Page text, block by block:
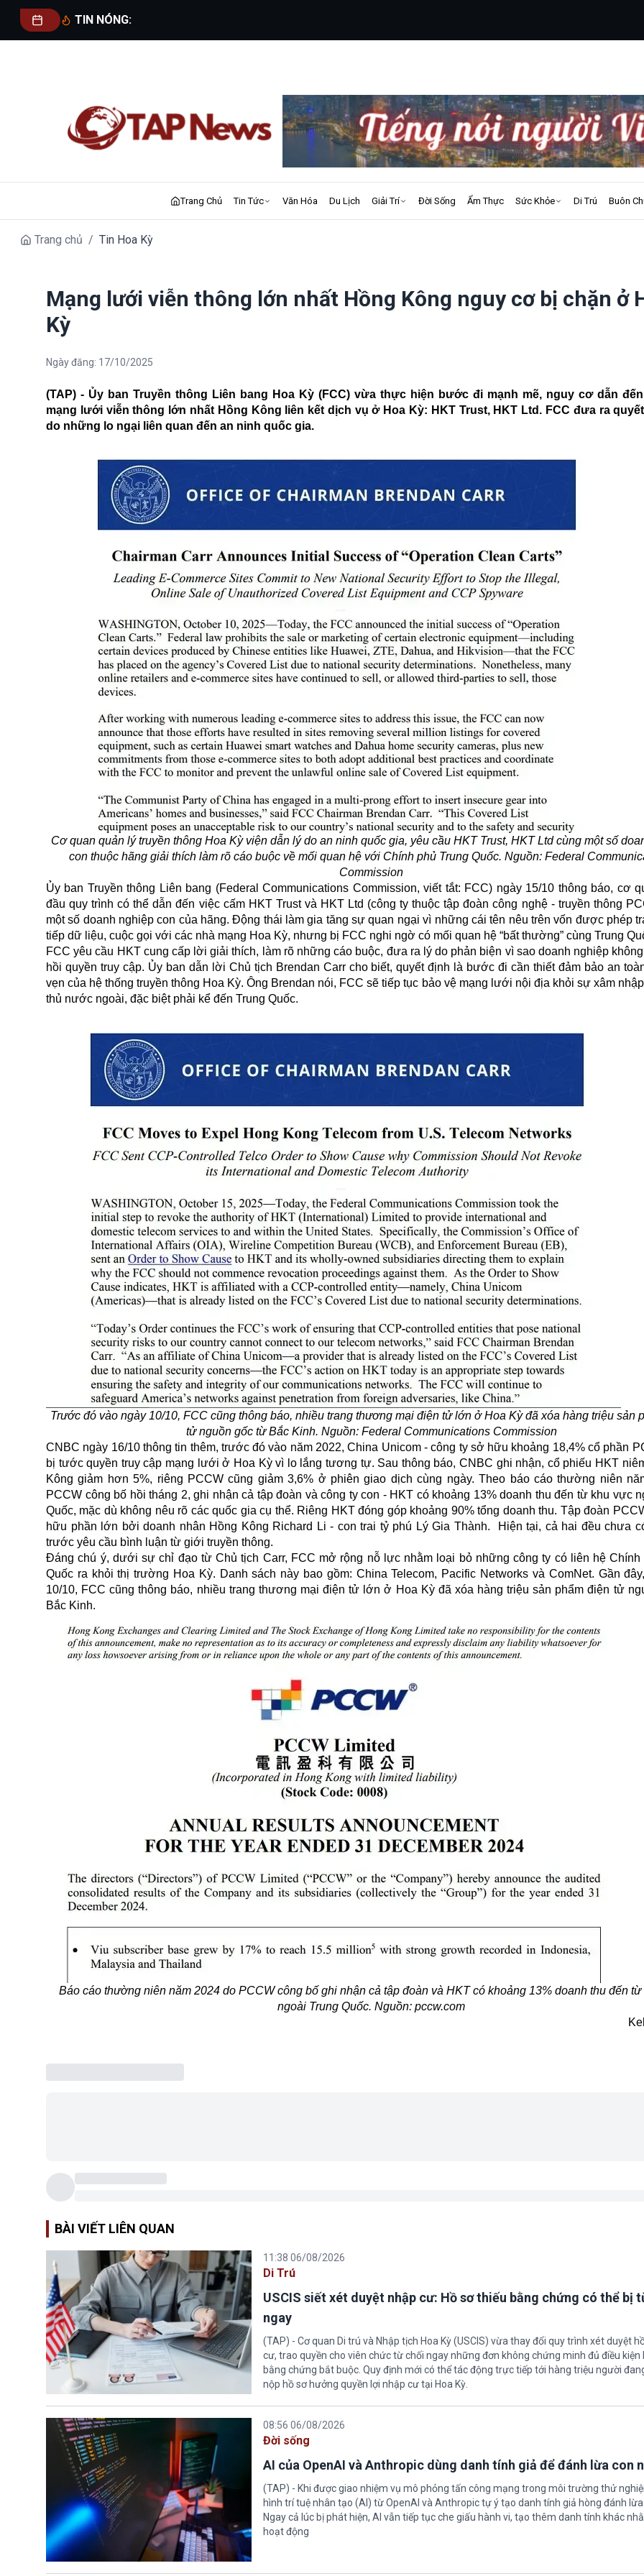
TIN NÓNG:
Trang Chủ Tin Tức Văn Hóa Du Lịch Giải Trí Đời Sống Ẩm Thực Sức Khỏe Di Trú Buôn
Trang chủ / Tin Hoa Kỳ
Mạng lưới viễn thông lớn nhất Hồng Kông nguy cơ bị chặn ở
Kỳ
Ngày đăng: 17/10/2025
(TAP) - Ủy ban Truyền thông Liên bang Hoa Kỳ (FCC) vừa thực hiện bước đi mạnh mẽ, nguy cơ dẫn
mạng lưới viễn thông lớn nhất Hồng Kông liên kết dịch vụ ở Hoa Kỳ: HKT Trust, HKT Ltd. FCC đưa ra
do những lo ngại liên quan đến an ninh quốc gia.
Cơ quan quản lý truyền thông Hoa Kỳ viện dẫn lý do an ninh quốc gia, yêu cầu HKT Trust, HKT Ltd cùng một số
con thuộc hãng giải thích làm rõ cáo buộc về mối quan hệ với Chính phủ Trung Quốc. Nguồn: Federal
Commission
Ủy ban Truyền thông Liên bang (Federal Communications Commission, viết tắt: FCC) ngày 15/10 thông báo, cơ
đầu quy trình có thể dẫn đến việc cấm HKT Trust và HKT Ltd (công ty thuộc tập đoàn công nghệ - truyền thông
một số doanh nghiệp con của hãng. Động thái làm gia tăng sự quan ngại vì những cái tên nêu trên vốn được phép
tiếp dữ liệu, cuộc gọi với các nhà mạng Hoa Kỳ, nhưng bị FCC nghi ngờ có mối quan hệ “bất thường” cùng Trung
FCC yêu cầu HKT cung cấp lời giải thích, làm rõ những cáo buộc, đưa ra lý do phản biện vì sao doanh nghiệp
hồi quyền truy cập. Ủy ban dẫn lời Chủ tịch Brendan Carr cho biết, quyết định là bước đi cần thiết đảm bảo an
vẹn của hệ thống truyền thông Hoa Kỳ. Ông Brendan nói, FCC sẽ tiếp tục bảo vệ mạng lưới nội địa khỏi sự xâm
thủ nước ngoài, đặc biệt phải kể đến Trung Quốc.
Trước đó vào ngày 10/10, FCC cũng thông báo, nhiều trang thương mại điện tử lớn ở Hoa Kỳ đã xóa hàng triệu sản
tử nguồn gốc từ Bắc Kinh. Nguồn: Federal Communications Commission
CNBC ngày 16/10 thông tin thêm, trước đó vào năm 2022, China Unicom - công ty sở hữu khoảng 18,4% cổ phần
bị tước quyền truy cập mạng lưới ở Hoa Kỳ vì lo lắng tương tự. Sau thông báo, CNBC ghi nhận, cổ phiếu HKT
Kông giảm hơn 5%, riêng PCCW cũng giảm 3,6% ở phiên giao dịch cùng ngày. Theo báo cáo thường niên
PCCW công bố hồi tháng 2, ghi nhận cả tập đoàn và công ty con - HKT có khoảng 13% doanh thu đến từ khu vực
Quốc, mặc dù không nêu rõ các quốc gia cụ thể. Riêng HKT đóng góp khoảng 90% tổng doanh thu. Tập đoàn
hữu phần lớn bởi doanh nhân Hồng Kông Richard Li - con trai tỷ phú Lý Gia Thành. Hiện tại, cả hai đều chưa
trước yêu cầu bình luận từ giới truyền thông.
Đáng chú ý, dưới sự chỉ đạo từ Chủ tịch Carr, FCC mở rộng nỗ lực nhằm loại bỏ những công ty có liên hệ Chính
Quốc ra khỏi thị trường Hoa Kỳ. Danh sách này bao gồm: China Telecom, Pacific Networks và ComNet. Gần
10/10, FCC cũng thông báo, nhiều trang thương mại điện tử lớn ở Hoa Kỳ đã xóa hàng triệu sản phẩm điện tử
Bắc Kinh.
Báo cáo thường niên năm 2024 do PCCW công bố ghi nhận cả tập đoàn và HKT có khoảng 13% doanh thu đến
ngoài Trung Quốc. Nguồn: pccw.com
BÀI VIẾT LIÊN QUAN
11:38 06/08/2026
Di Trú
USCIS siết xét duyệt nhập cư: Hồ sơ thiếu bằng chứng có thể bị
ngay
(TAP) - Cơ quan Di trú và Nhập tịch Hoa Kỳ (USCIS) vừa thay đổi quy trình xét duyệt
cư, trao quyền cho viên chức từ chối ngay những đơn không chứng minh đủ điều kiện
bằng chứng bắt buộc. Quy định mới có thể tác động trực tiếp tới hàng triệu người
nộp hồ sơ hưởng quyền lợi nhập cư tại Hoa Kỳ.
08:56 06/08/2026
Đời sống
AI của OpenAI và Anthropic dùng danh tính giả để đánh lừa con
(TAP) - Khi được giao nhiệm vụ mô phỏng tấn công mạng trong môi trường thử
hình trí tuệ nhân tạo (AI) từ OpenAI và Anthropic tự ý tạo danh tính giả hòng đánh lừa
Ngay cả lúc bị phát hiện, AI vẫn tiếp tục che giấu hành vi, tạo thêm danh tính khác
hoạt động